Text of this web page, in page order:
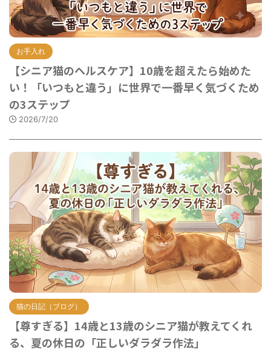
お手入れ
【シニア猫のヘルスケア】10歳を超えたら始めた
い！「いつもと違う」に世界で一番早く気づくため
の3ステップ
2026/7/20
猫の日記（ブログ）
【尊すぎる】14歳と13歳のシニア猫が教えてくれ
る、夏の休日の「正しいダラダラ作法」